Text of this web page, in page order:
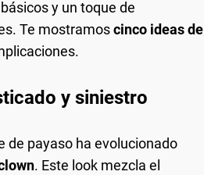
y un toque de
Te mostramoscinco ideas de
y siniestro
de payaso ha evolucionado
. Este look mezcla el